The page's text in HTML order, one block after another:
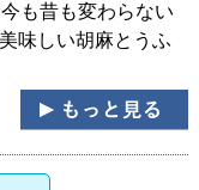
も昔も変わらない
味しい胡麻とうふ